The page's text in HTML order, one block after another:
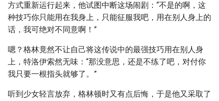
方式重新运行起来，他试图中断这场闹剧：“不是的啊，这
种技巧你只能用在我身上，只能征服我吧，用在别人身上的
话，我可绝对不同意啊！”
嗯？格林竟然不让自己将这传说中的最强技巧用在别人身
上，特洛伊索然无味：“那没意思，还是不练了吧，对付你
我只要一根指头就够了。”
听到少女轻言放弃，格林顿时又有点后悔，于是他又采取了